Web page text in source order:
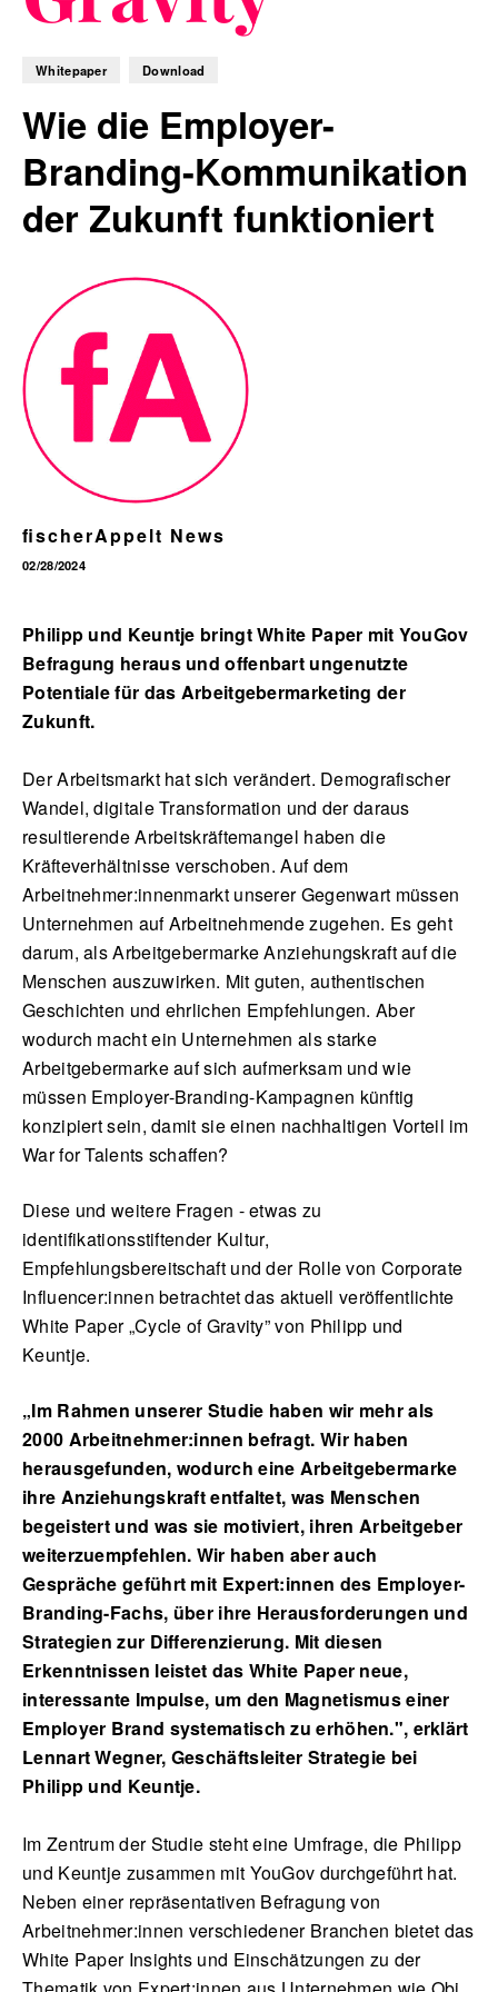
Blog
Nachhaltigkeit
f_LAB
Kontakt
Whitepaper Download
Wie die Employer-
Branding-Kommunikation
der Zukunft funktioniert
fischerAppelt News
02/28/2024
Philipp und Keuntje bringt White Paper mit YouGov
Befragung heraus und offenbart ungenutzte
Potentiale für das Arbeitgebermarketing der
Zukunft.
Der Arbeitsmarkt hat sich verändert. Demografischer
Wandel, digitale Transformation und der daraus
resultierende Arbeitskräftemangel haben die
Kräfteverhältnisse verschoben. Auf dem
Arbeitnehmer:innenmarkt unserer Gegenwart müssen
Unternehmen auf Arbeitnehmende zugehen. Es geht
darum, als Arbeitgebermarke Anziehungskraft auf die
Menschen auszuwirken. Mit guten, authentischen
Geschichten und ehrlichen Empfehlungen. Aber
wodurch macht ein Unternehmen als starke
Arbeitgebermarke auf sich aufmerksam und wie
müssen Employer-Branding-Kampagnen künftig
konzipiert sein, damit sie einen nachhaltigen Vorteil im
War for Talents schaffen?
Diese und weitere Fragen - etwas zu
identifikationsstiftender Kultur,
Empfehlungsbereitschaft und der Rolle von Corporate
Influencer:innen betrachtet das aktuell veröffentlichte
White Paper „Cycle of Gravity” von Philipp und
Keuntje.
„Im Rahmen unserer Studie haben wir mehr als
2000 Arbeitnehmer:innen befragt. Wir haben
herausgefunden, wodurch eine Arbeitgebermarke
ihre Anziehungskraft entfaltet, was Menschen
begeistert und was sie motiviert, ihren Arbeitgeber
weiterzuempfehlen. Wir haben aber auch
Gespräche geführt mit Expert:innen des Employer-
Branding-Fachs, über ihre Herausforderungen und
Strategien zur Differenzierung. Mit diesen
Erkenntnissen leistet das White Paper neue,
interessante Impulse, um den Magnetismus einer
Employer Brand systematisch zu erhöhen.", erklärt
Lennart Wegner, Geschäftsleiter Strategie bei
Philipp und Keuntje.
Im Zentrum der Studie steht eine Umfrage, die Philipp
und Keuntje zusammen mit YouGov durchgeführt hat.
Neben einer repräsentativen Befragung von
Arbeitnehmer:innen verschiedener Branchen bietet das
White Paper Insights und Einschätzungen zu der